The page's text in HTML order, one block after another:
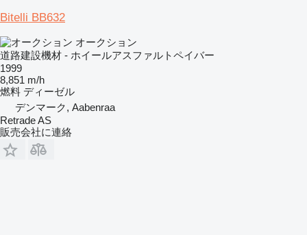
Bitelli BB632
オークション
道路建設機材 - ホイールアスファルトペイバー
1999
8,851 m/h
燃料 ディーゼル
デンマーク, Aabenraa
Retrade AS
販売会社に連絡